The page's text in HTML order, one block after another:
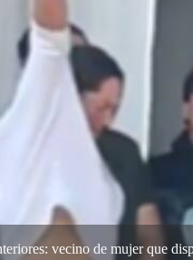
vecino de mujer que